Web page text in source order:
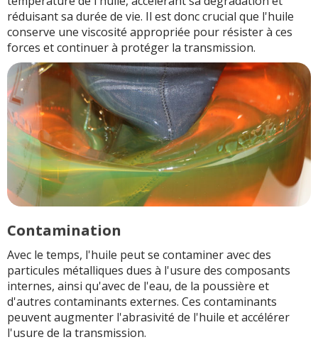
réduisant sa durée de vie. Il est donc crucial que l'huile
conserve une viscosité appropriée pour résister à ces
forces et continuer à protéger la transmission.
Contamination
Avec le temps, l'huile peut se contaminer avec des
particules métalliques dues à l'usure des composants
internes, ainsi qu'avec de l'eau, de la poussière et
d'autres contaminants externes. Ces contaminants
peuvent augmenter l'abrasivité de l'huile et accélérer
l'usure de la transmission.